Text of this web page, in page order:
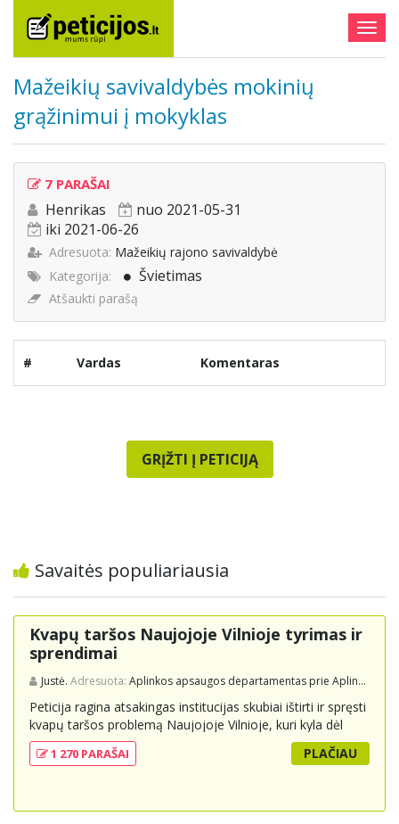
Mažeikių savivaldybės mokinių
grąžinimui į mokyklas
7 PARAŠAI
Henrikas
nuo 2021-05-31
iki 2021-06-26
Adresuota: Mažeikių rajono savivaldybė
Kategorija:
Švietimas
Atšaukti parašą
# Vardas Komentaras
GRĮŽTI Į PETICIJĄ
Savaitės populiariausia
Kvapų taršos Naujojoje Vilnioje tyrimas ir
sprendimai
Justė. Adresuota: Aplinkos apsaugos departamentas prie Aplinkos ministerijos
Peticija ragina atsakingas institucijas skubiai ištirti ir spręsti
kvapų taršos problemą Naujojoje Vilnioje, kuri kyla dėl
buitinių atliekų sąvartyno Pramonės g. 141. Gyventojai
skundžiasi nuolatiniu stipriu atliekų kvapu, kuris neigiamai
mechanizmus ir imtis veiksmingų priemonių problemai
1 270 PARAŠAI PLAČIAU